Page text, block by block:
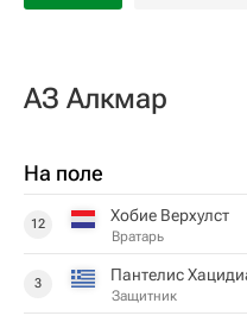
АЗ Алкмар
На поле
12 Хобие Верхулст
Вратарь
3 Пантелис
Защитник